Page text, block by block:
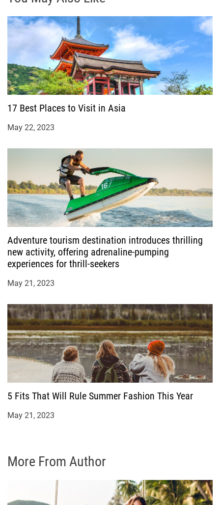
17 Best Places to Visit in Asia
May 22, 2023
Adventure tourism destination introduces thrilling
new activity, offering adrenaline-pumping
experiences for thrill-seekers
May 21, 2023
5 Fits That Will Rule Summer Fashion This Year
May 21, 2023
More From Author